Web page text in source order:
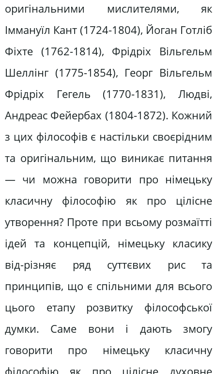
оригінальними мислителями, як
Іммануїл Кант (1724-1804), Йоган Готліб
Фіхте (1762-1814), Фрідріх Вільгельм
Шеллінг (1775-1854), Георг Вільгельм
Фрідріх Гегель (1770-1831), Людві,
Андреас Фейербах (1804-1872). Кожний
з цих філософів є настільки своєрідним
та оригінальним, що виникає питання
— чи можна говорити про німецьку
класичну філософію як про цілісне
утворення? Проте при всьому розмаїтті
ідей та концепцій, німецьку класику
від-різняє ряд суттєвих рис та
принципів, що є спільними для всього
цього етапу розвитку філософської
думки. Саме вони і дають змогу
говорити про німецьку класичну